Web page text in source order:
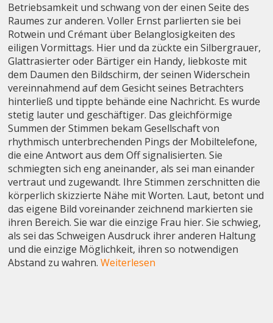
Betriebsamkeit und schwang von der einen Seite des
Raumes zur anderen. Voller Ernst parlierten sie bei
Rotwein und Crémant über Belanglosigkeiten des
eiligen Vormittags. Hier und da zückte ein Silbergrauer,
Glattrasierter oder Bärtiger ein Handy, liebkoste mit
dem Daumen den Bildschirm, der seinen Widerschein
vereinnahmend auf dem Gesicht seines Betrachters
hinterließ und tippte behände eine Nachricht. Es wurde
stetig lauter und geschäftiger. Das gleichförmige
Summen der Stimmen bekam Gesellschaft von
rhythmisch unterbrechenden Pings der Mobiltelefone,
die eine Antwort aus dem Off signalisierten. Sie
schmiegten sich eng aneinander, als sei man einander
vertraut und zugewandt. Ihre Stimmen zerschnitten die
körperlich skizzierte Nähe mit Worten. Laut, betont und
das eigene Bild voreinander zeichnend markierten sie
ihren Bereich. Sie war die einzige Frau hier. Sie schwieg,
als sei das Schweigen Ausdruck ihrer anderen Haltung
und die einzige Möglichkeit, ihren so notwendigen
Abstand zu wahren.Weiterlesen